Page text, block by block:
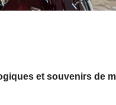
et souvenirs de